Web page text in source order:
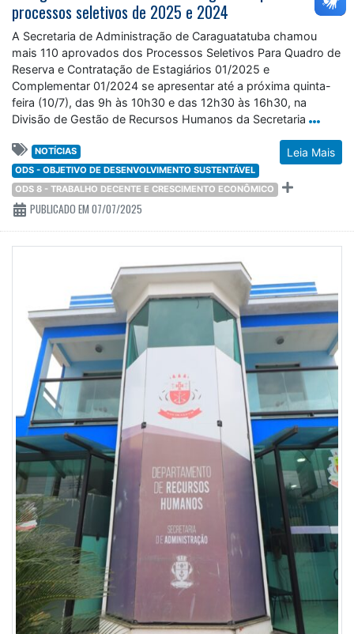
processos seletivos de 2025 e 2024
A Secretaria de Administração de Caraguatatuba chamou
mais 110 aprovados dos Processos Seletivos Para Quadro de
Reserva e Contratação de Estagiários 01/2025 e
Complementar 01/2024 se apresentar até a próxima quinta-
feira (10/7), das 9h às 10h30 e das 12h30 às 16h30, na
Divisão de Gestão de Recursos Humanos da Secretaria
Leia Mais
NOTÍCIAS
ODS - OBJETIVO DE DESENVOLVIMENTO SUSTENTÁVEL
ODS 8 - TRABALHO DECENTE E CRESCIMENTO ECONÔMICO
PUBLICADO EM 07/07/2025